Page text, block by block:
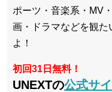
ポーツ・音楽系・MV
画・ドラマなどを観た
よ！
初回31日無料！
UNEXTの公式サ